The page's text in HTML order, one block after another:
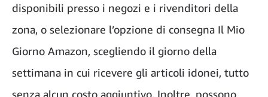
disponibili presso i negozi e i rivenditori della
zona, o selezionare l’opzione di consegna Il Mio
Giorno Amazon, scegliendo il giorno della
settimana in cui ricevere gli articoli idonei, tutto
senza alcun costo aggiuntivo. Inoltre, possono